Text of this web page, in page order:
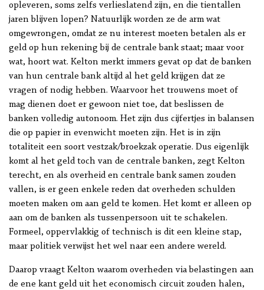
opleveren, soms zelfs verlieslatend zijn, en die tientallen
jaren blijven lopen? Natuurlijk worden ze de arm wat
omgewrongen, omdat ze nu interest moeten betalen als er
geld op hun rekening bij de centrale bank staat; maar voor
wat, hoort wat. Kelton merkt immers gevat op dat de banken
van hun centrale bank altijd al het geld krijgen dat ze
vragen of nodig hebben. Waarvoor het trouwens moet of
mag dienen doet er gewoon niet toe, dat beslissen de
banken volledig autonoom. Het zijn dus cijfertjes in balansen
die op papier in evenwicht moeten zijn. Het is in zijn
totaliteit een soort vestzak/broekzak operatie. Dus eigenlijk
komt al het geld toch van de centrale banken, zegt Kelton
terecht, en als overheid en centrale bank samen zouden
vallen, is er geen enkele reden dat overheden schulden
moeten maken om aan geld te komen. Het komt er alleen op
aan om de banken als tussenpersoon uit te schakelen.
Formeel, oppervlakkig of technisch is dit een kleine stap,
maar politiek verwijst het wel naar een andere wereld.
Daarop vraagt Kelton waarom overheden via belastingen aan
de ene kant geld uit het economisch circuit zouden halen,